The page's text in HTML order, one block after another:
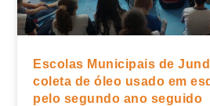
Escolas Municipais de
coleta de óleo usado em
pelo segundo ano seguido